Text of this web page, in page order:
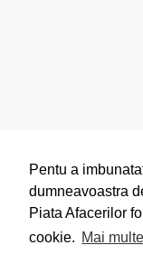
Pentu a
dumneavoastra
Piata Afacerilor
cookie. Mai